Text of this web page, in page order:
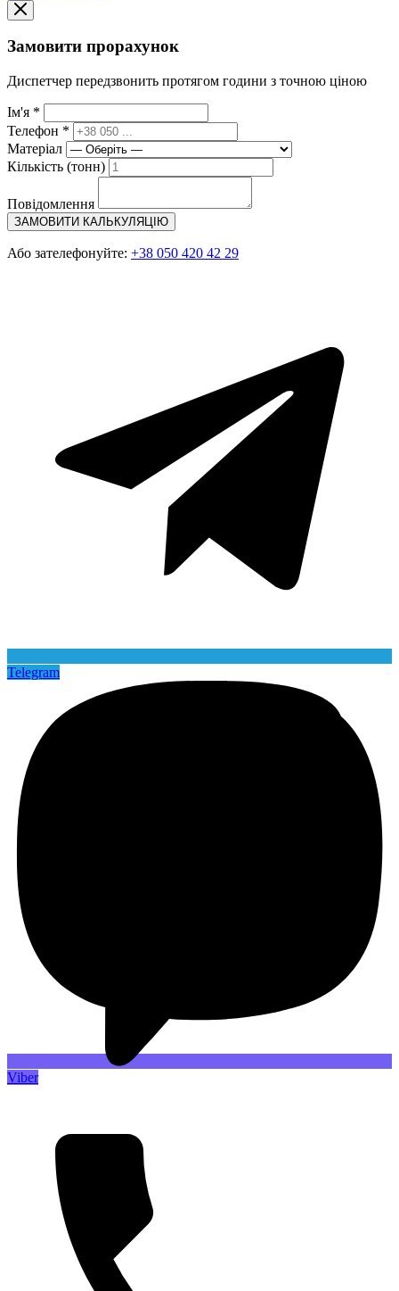
Замовити прорахунок
Диспетчер передзвонить протягом години з точною ціною
Ім'я *
Телефон *
Матеріал
Кількість (тонн)
Повідомлення
ЗАМОВИТИ КАЛЬКУЛЯЦІЮ
Або зателефонуйте: +38 050 420 42 29
Telegram
Viber